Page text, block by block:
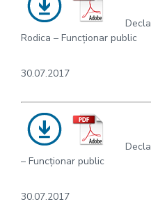
Rodica – Funcționar public
30.07.2017
– Funcționar public
30.07.2017